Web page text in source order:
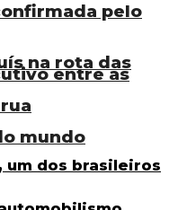
na rota das
pelo
entre as
mundo